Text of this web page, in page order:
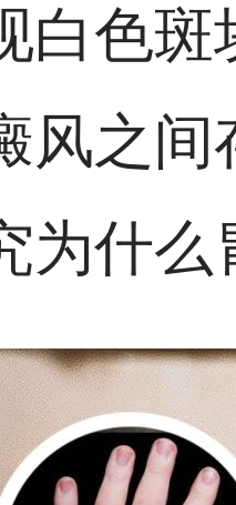
白色
风之
什么